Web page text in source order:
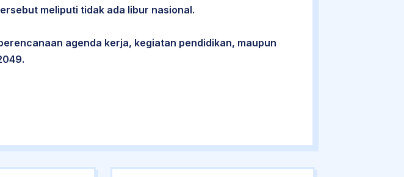
meliputi tidak ada libur nasional.
agenda kerja, kegiatan pendidikan, maupun